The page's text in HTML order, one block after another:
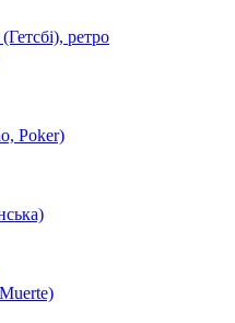
ретро
Poker)